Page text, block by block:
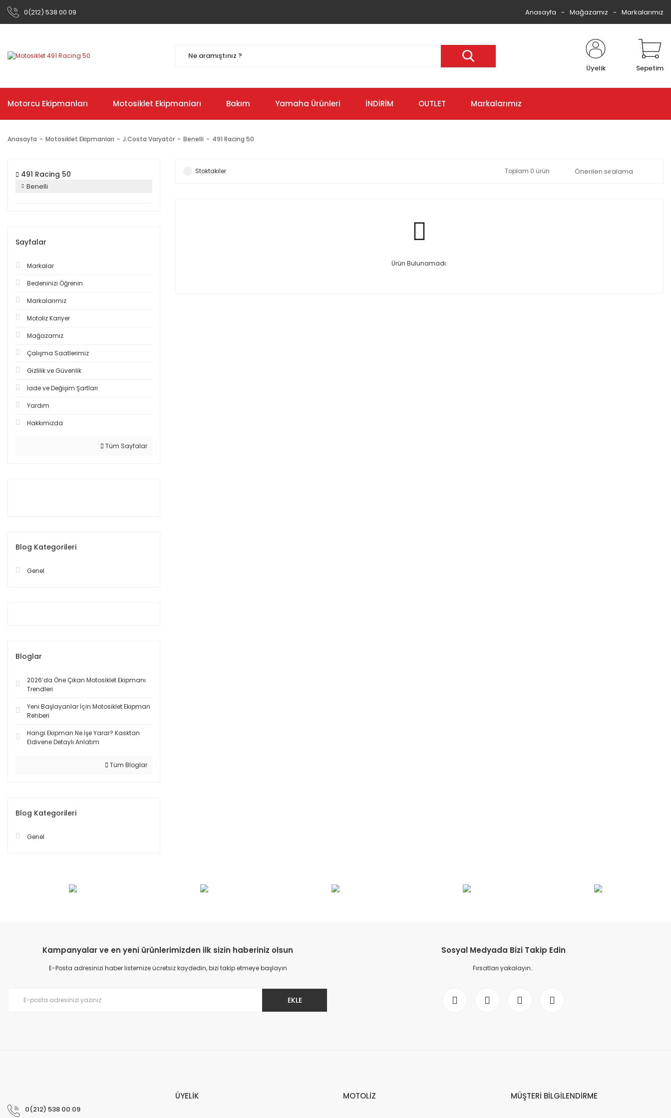
0(212) 538 00 09 Anasayfa Mağazamız Markalarımız
Üyelik Sepetim
Motorcu Ekipmanları Motosiklet Ekipmanları Bakım Yamaha Ürünleri İNDİRİM OUTLET Markalarımız
Anasayfa Motosiklet Ekipmanları J.Costa Varyatör Benelli 491 Racing 50
491 Racing 50
Benelli
Sayfalar
Markalar
Bedeninizi Öğrenin
Markalarımız
Motoliz Kariyer
Mağazamız
Çalışma Saatlerimiz
Gizlilik ve Güvenlik
İade ve Değişim Şartları
Yardım
Hakkımızda
Tüm Sayfalar
Blog Kategorileri
Genel
Bloglar
2026’da Öne Çıkan Motosiklet Ekipmanı
Trendleri
Yeni Başlayanlar İçin Motosiklet Ekipman
Rehberi
Hangi Ekipman Ne İşe Yarar? Kasktan
Eldivene Detaylı Anlatım
Tüm Bloglar
Blog Kategorileri
Genel
Stoktakiler Toplam 0 ürün
Ürün Bulunamadı.
Kampanyalar ve en yeni ürünlerimizden ilk sizin haberiniz olsun
E-Posta adresinizi haber listemize ücretsiz kaydedin, bizi takip etmeye başlayın
EKLE
Sosyal Medyada Bizi Takip Edin
Fırsatları yakalayın..
0(212) 538 00 09
ÜYELİK MOTOLİZ MÜŞTERİ BİLGİLENDİRME